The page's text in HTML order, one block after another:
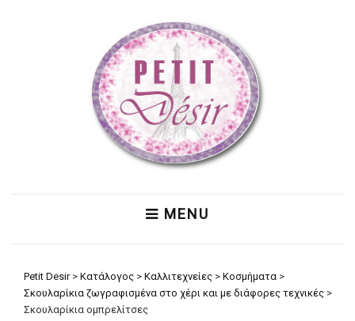
MENU
Petit Desir> Κατάλογος > Καλλιτεχνείες > Κοσμήματα >
Σκουλαρίκια ζωγραφισμένα στο χέρι και με διάφορες τεχνικές >
Σκουλαρίκια ομπρελίτσες